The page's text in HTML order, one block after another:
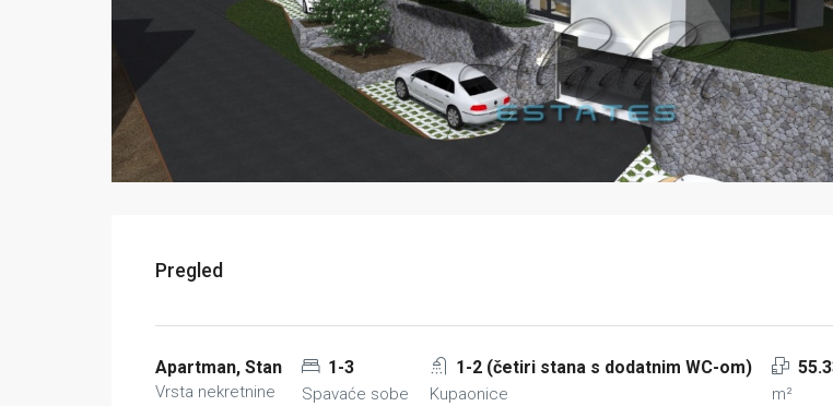
Pregled
Apartman, Stan
Vrsta nekretnine
1-3
Spavaće sobe
1-2 (četiri stana s dodatnim WC-om)
Kupaonice m²